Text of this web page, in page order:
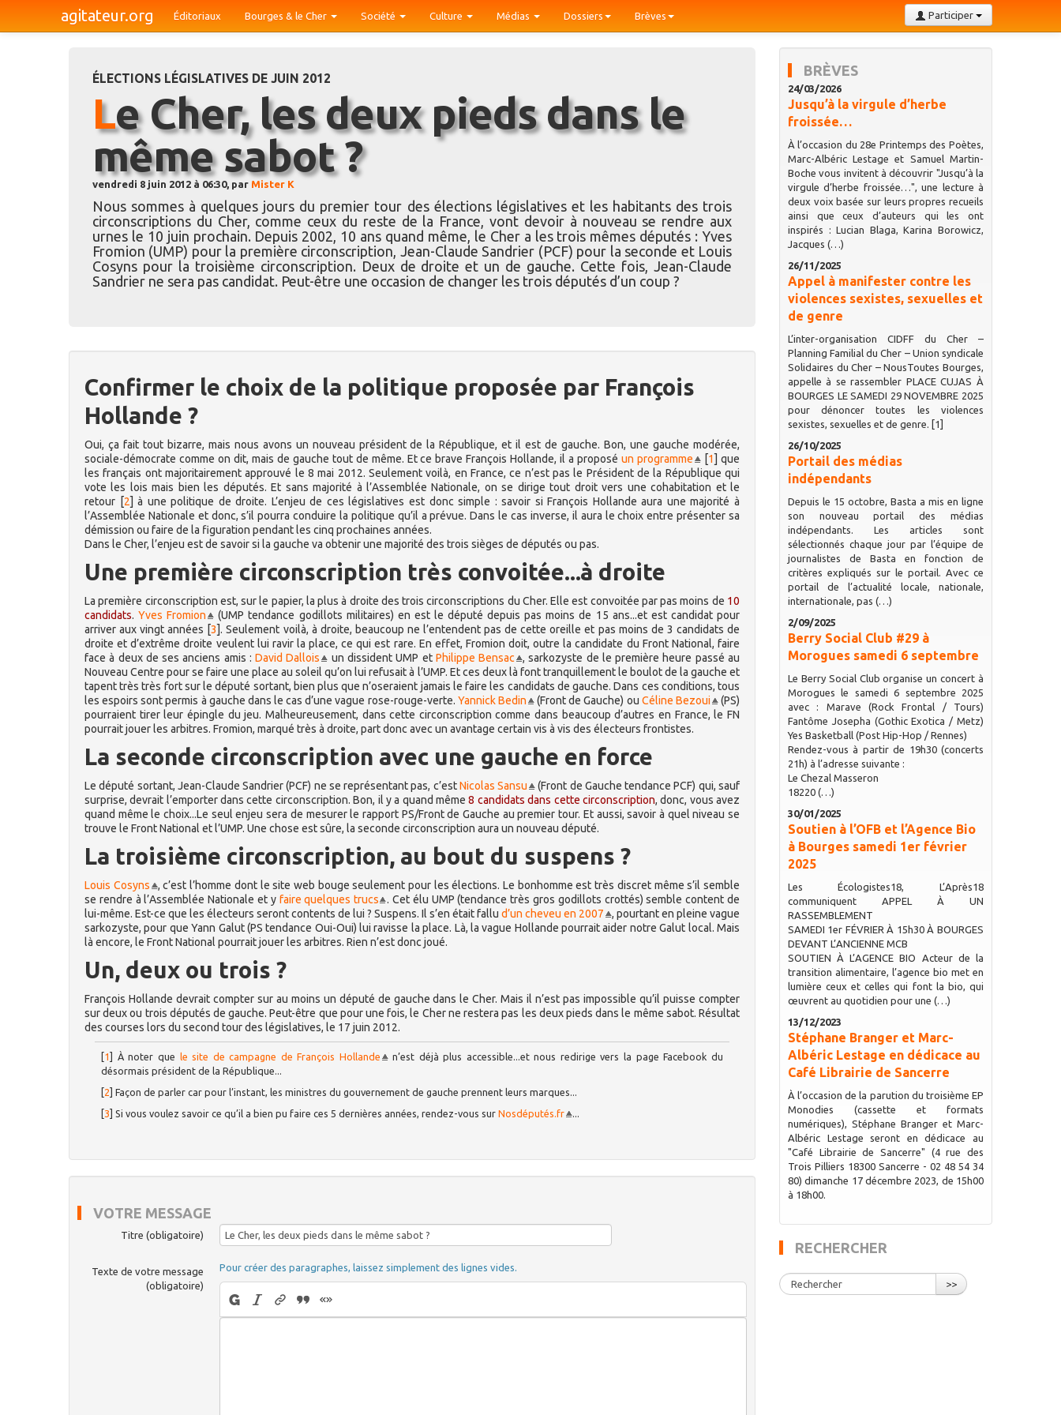
agitateur.org Participer
Éditoriaux Bourges & le Cher Société Culture Médias Dossiers Brèves
ÉLECTIONS LÉGISLATIVES DE JUIN 2012
Le Cher, les deux pieds dans le
même sabot ?
vendredi 8 juin 2012 à 06:30, par Mister K
Nous sommes à quelques jours du premier tour des élections législatives et les habitants des trois
circonscriptions du Cher, comme ceux du reste de la France, vont devoir à nouveau se rendre aux
urnes le 10 juin prochain. Depuis 2002, 10 ans quand même, le Cher a les trois mêmes députés : Yves
Fromion (UMP) pour la première circonscription, Jean-Claude Sandrier (PCF) pour la seconde et Louis
Cosyns pour la troisième circonscription. Deux de droite et un de gauche. Cette fois, Jean-Claude
Sandrier ne sera pas candidat. Peut-être une occasion de changer les trois députés d’un coup ?
Confirmer le choix de la politique proposée par François
Hollande ?
Oui, ça fait tout bizarre, mais nous avons un nouveau président de la République, et il est de gauche. Bon, une gauche modérée,
sociale-démocrate comme on dit, mais de gauche tout de même. Et ce brave François Hollande, il a proposéun programme [1] que
les français ont majoritairement approuvé le 8 mai 2012. Seulement voilà, en France, ce n’est pas le Président de la République qui
vote les lois mais bien les députés. Et sans majorité à l’Assemblée Nationale, on se dirige tout droit vers une cohabitation et le
retour [2] à une politique de droite. L’enjeu de ces législatives est donc simple : savoir si François Hollande aura une majorité à
l’Assemblée Nationale et donc, s’il pourra conduire la politique qu’il a prévue. Dans le cas inverse, il aura le choix entre présenter sa
démission ou faire de la figuration pendant les cinq prochaines années.
Dans le Cher, l’enjeu est de savoir si la gauche va obtenir une majorité des trois sièges de députés ou pas.
Une première circonscription très convoitée...à droite
La première circonscription est, sur le papier, la plus à droite des trois circonscriptions du Cher. Elle est convoitée par pas moins de 10
candidats.Yves Fromion
(UMP tendance godillots militaires) en est le député depuis pas moins de 15 ans...et est candidat pour
arriver aux vingt années [3]. Seulement voilà, à droite, beaucoup ne l’entendent pas de cette oreille et pas moins de 3 candidats de
droite et d’extrême droite veulent lui ravir la place, ce qui est rare. En effet, Fromion doit, outre la candidate du Front National, faire
face à deux de ses anciens amis :David Dallois un dissident UMP et Philippe Bensac
, sarkozyste de le première heure passé au
Nouveau Centre pour se faire une place au soleil qu’on lui refusait à l’UMP. Et ces deux là font tranquillement le boulot de la gauche et
tapent très très fort sur le député sortant, bien plus que n’oseraient jamais le faire les candidats de gauche. Dans ces conditions, tous
les espoirs sont permis à gauche dans le cas d’une vague rose-rouge-verte. Yannick Bedin (Front de Gauche) ou Céline Bezoui
(PS)
pourraient tirer leur épingle du jeu. Malheureusement, dans cette circonscription comme dans beaucoup d’autres en France, le FN
pourrait jouer les arbitres. Fromion, marqué très à droite, part donc avec un avantage certain vis à vis des électeurs frontistes.
La seconde circonscription avec une gauche en force
Le député sortant, Jean-Claude Sandrier (PCF) ne se représentant pas, c’estNicolas Sansu
(Front de Gauche tendance PCF) qui, sauf
surprise, devrait l’emporter dans cette circonscription. Bon, il y a quand même8 candidats dans cette circonscription, donc, vous avez
quand même le choix...Le seul enjeu sera de mesurer le rapport PS/Front de Gauche au premier tour. Et aussi, savoir à quel niveau se
trouve le Front National et l’UMP. Une chose est sûre, la seconde circonscription aura un nouveau député.
La troisième circonscription, au bout du suspens ?
Louis Cosyns
, c’est l’homme dont le site web bouge seulement pour les élections. Le bonhomme est très discret même s’il semble
se rendre à l’Assemblée Nationale et y faire quelques trucs
. Cet élu UMP (tendance très gros godillots crottés) semble content de
lui-même. Est-ce que les électeurs seront contents de lui ? Suspens. Il s’en était fallu d’un cheveu en 2007
, pourtant en pleine vague
sarkozyste, pour que Yann Galut (PS tendance Oui-Oui) lui ravisse la place. Là, la vague Hollande pourrait aider notre Galut local. Mais
là encore, le Front National pourrait jouer les arbitres. Rien n’est donc joué.
Un, deux ou trois ?
François Hollande devrait compter sur au moins un député de gauche dans le Cher. Mais il n’est pas impossible qu’il puisse compter
sur deux ou trois députés de gauche. Peut-être que pour une fois, le Cher ne restera pas les deux pieds dans le même sabot. Résultat
des courses lors du second tour des législatives, le 17 juin 2012.
[1] À noter que le site de campagne de François Hollande
n’est déjà plus accessible...et nous redirige vers la page Facebook du
désormais président de la République...
[2]Façon de parler car pour l’instant, les ministres du gouvernement de gauche prennent leurs marques...
[3]Si vous voulez savoir ce qu’il a bien pu faire ces 5 dernières années, rendez-vous surNosdéputés.fr
VOTRE MESSAGE
Titre (obligatoire)
Texte de votre message
(obligatoire)
Pour créer des paragraphes, laissez simplement des lignes vides.
BRÈVES
24/03/2026
Jusqu’à la virgule d’herbe
froissée…
À l’occasion du 28e Printemps des Poètes,
Marc-Albéric Lestage et Samuel Martin-
Boche vous invitent à découvrir "Jusqu’à la
virgule d’herbe froissée…", une lecture à
deux voix basée sur leurs propres recueils
ainsi que ceux d’auteurs qui les ont
inspirés : Lucian Blaga, Karina Borowicz,
Jacques (…)
26/11/2025
Appel à manifester contre les
violences sexistes, sexuelles et
de genre
L’inter-organisation CIDFF du Cher –
Planning Familial du Cher – Union syndicale
Solidaires du Cher – NousToutes Bourges,
appelle à se rassembler PLACE CUJAS À
BOURGES LE SAMEDI 29 NOVEMBRE 2025
pour dénoncer toutes les violences
sexistes, sexuelles et de genre. [1]
26/10/2025
Portail des médias
indépendants
Depuis le 15 octobre, Basta a mis en ligne
son nouveau portail des médias
indépendants. Les articles sont
sélectionnés chaque jour par l’équipe de
journalistes de Basta en fonction de
critères expliqués sur le portail. Avec ce
portail de l’actualité locale, nationale,
internationale, pas (…)
2/09/2025
Berry Social Club #29 à
Morogues samedi 6 septembre
Le Berry Social Club organise un concert à
Morogues le samedi 6 septembre 2025
avec : Marave (Rock Frontal / Tours)
Fantôme Josepha (Gothic Exotica / Metz)
Yes Basketball (Post Hip-Hop / Rennes)
Rendez-vous à partir de 19h30 (concerts
21h) à l’adresse suivante :
Le Chezal Masseron
18220 (…)
30/01/2025
Soutien à l’OFB et l’Agence Bio
à Bourges samedi 1er février
2025
Les Écologistes18, L’Après18
communiquent APPEL À UN
RASSEMBLEMENT
SAMEDI 1er FÉVRIER À 15h30 À BOURGES
DEVANT L’ANCIENNE MCB
SOUTIEN À L’AGENCE BIO Acteur de la
transition alimentaire, l’agence bio met en
lumière ceux et celles qui font la bio, qui
œuvrent au quotidien pour une (…)
13/12/2023
Stéphane Branger et Marc-
Albéric Lestage en dédicace au
Café Librairie de Sancerre
À l’occasion de la parution du troisième EP
Monodies (cassette et formats
numériques), Stéphane Branger et Marc-
Albéric Lestage seront en dédicace au
"Café Librairie de Sancerre" (4 rue des
Trois Pilliers 18300 Sancerre - 02 48 54 34
80) dimanche 17 décembre 2023, de 15h00
à 18h00.
RECHERCHER
>>